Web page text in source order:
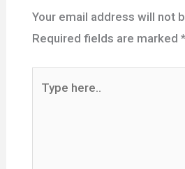
Your email address will not
Required fields are marked *
here..